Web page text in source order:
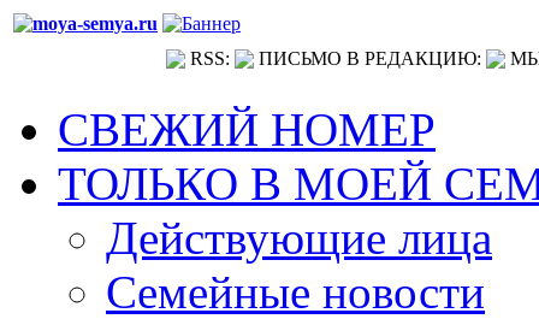
RSS: ПИСЬМО В РЕДАКЦИЮ:
СВЕЖИЙ НОМЕР
ТОЛЬКО В МОЕЙ
Действующие лица
Семейные новости